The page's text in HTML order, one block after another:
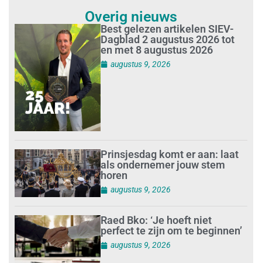
Overig nieuws
Best gelezen artikelen SIEV-
Dagblad 2 augustus 2026 tot
en met 8 augustus 2026
augustus 9, 2026
Prinsjesdag komt er aan: laat
als ondernemer jouw stem
horen
augustus 9, 2026
Raed Bko: ‘Je hoeft niet
perfect te zijn om te beginnen’
augustus 9, 2026